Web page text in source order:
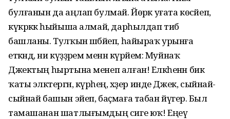
булғанын да аңлап булмай. Йөрәк уғата көсәйеп,
күкрәккә һыйыша алмай, дарһылдап тибә
башланы. Тулҡын шәбәйеп, һайыраҡ урынға
еткәндә, ни күҙҙәрем менән күрәйем: Муйнаҡ
Джектың һыртына менеп алған! Елкәһенән бик
ҡаты эләктергән, күрәһең, хәҙер инде Джек, сыйнай-
сыйнай башын эйеп, баҫмаға табан йүгерә. Был
тамашанан шатлығымдың сиге юҡ! Еңеү